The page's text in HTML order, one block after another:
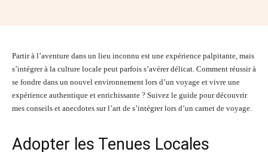
Partir à l’aventure dans un lieu inconnu est une expérience palpitante, mais
s’intégrer à la culture locale peut parfois s’avérer délicat. Comment réussir à
se fondre dans un nouvel environnement lors d’un voyage et vivre une
expérience authentique et enrichissante ? Suivez le guide pour découvrir
mes conseils et anecdotes sur l’art de s’intégrer lors d’un carnet de voyage.
Adopter les Tenues Locales